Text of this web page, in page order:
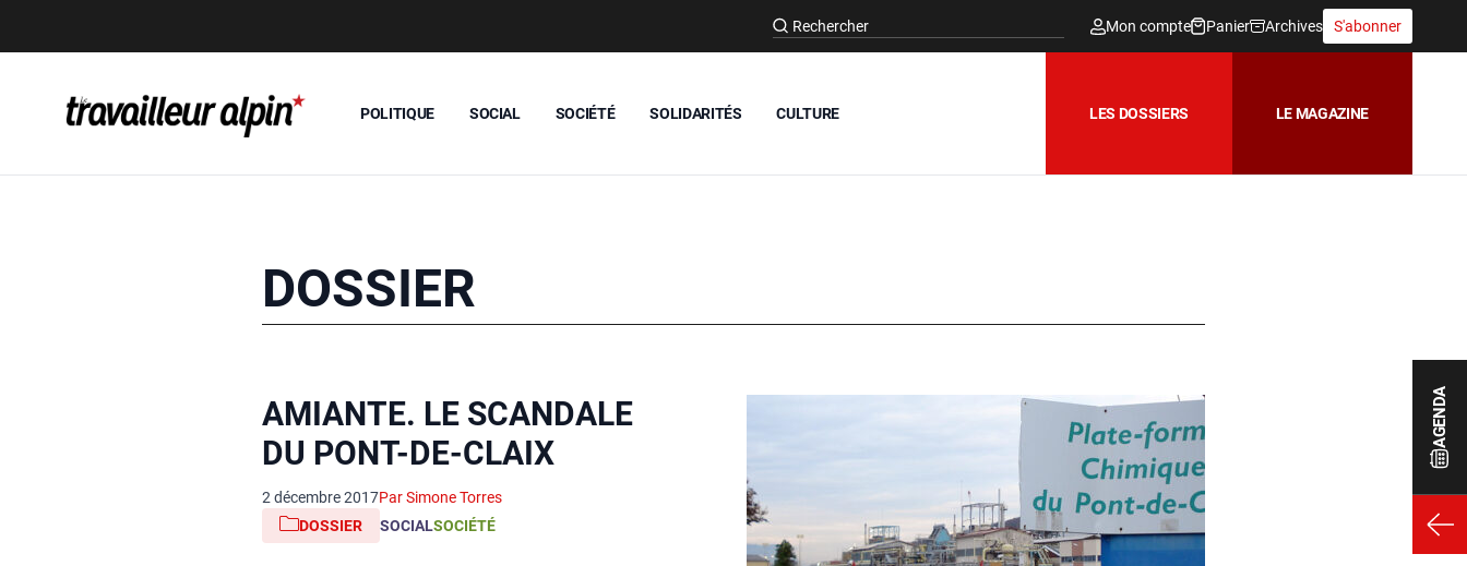
AGENDA
Mon compte Panier Archives S'abonner
POLITIQUE SOCIAL SOCIÉTÉ SOLIDARITÉS CULTURE LES DOSSIERS LE MAGAZINE
DOSSIER
AMIANTE. LE SCANDALE
DU PONT-DE-CLAIX
2 décembre 2017Par Simone Torres
DOSSIER
SOCIALSOCIÉTÉ